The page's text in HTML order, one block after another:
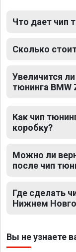
Что дает чип
Сколько
Увеличится
тюнинга BMW
Как чип
коробку?
Можно ли
после чип
Где сделать
Нижнем
Вы не узнаете